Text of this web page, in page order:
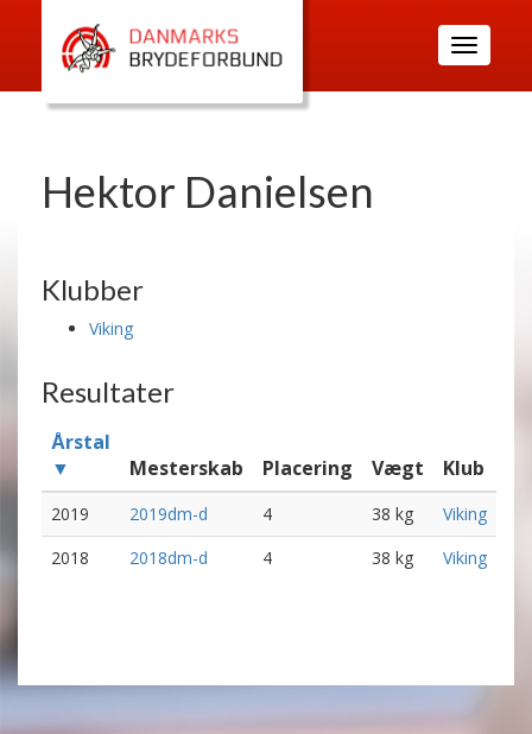
Toggle
navigation
Hektor Danielsen
Klubber
Viking
Resultater
Årstal
▼
Mesterskab Placering Vægt Klub
2019 2019dm-d 4 38 kg
Viking
2018
2018dm-d 4 38 kg Viking